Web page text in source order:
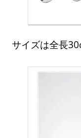
サイズは全長